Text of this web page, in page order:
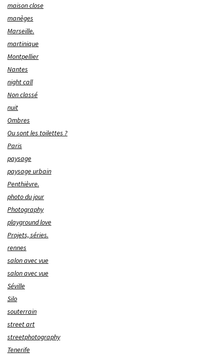
maison close
manèges
Marseille.
martinique
Montpellier
Nantes
night call
Non classé
nuit
Ombres
Ou sont les toilettes ?
Paris
paysage
paysage urbain
Penthièvre.
photo du jour
Photography
playground love
Projets, séries.
rennes
salon avec vue
salon avec vue
Séville
Silo
souterrain
street art
streetphotography
Tenerife